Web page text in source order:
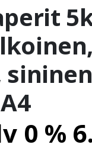
0 %